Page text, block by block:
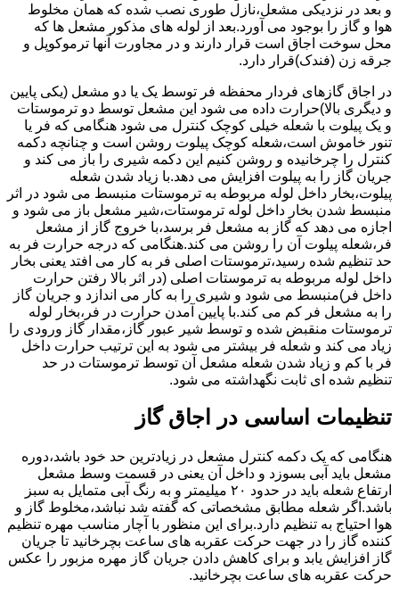
و بعد در نزدیکی مشعل،نازل طوری نصب شده که همان مخلوط
هوا و گاز را بوجود می آورد.بعد از لوله های مذکور مشعل ها که
محل سوخت اجاق است قرار دارند و در مجاورت آنها ترموکوپل و
جرقه زن (فندک)قرار دارد.
در اجاق گازهای فردار محفظه فر توسط یک یا دو مشعل (یکی پایین
و دیگری بالا)حرارت داده می شود این مشعل توسط دو ترموستات
و یک پیلوت با شعله خیلی کوچک کنترل می شود هنگامی که فر یا
تنور خاموش است،شعله کوچک پیلوت روشن است و چنانچه دکمه
کنترل را چرخانیده و روشن کنیم این دکمه شیری را باز می کند و
جریان گاز را به پیلوت افزایش می دهد.با زیاد شدن شعله
پیلوت،بخار داخل لوله مربوطه به ترموستات منبسط می شود در اثر
منبسط شدن بخار داخل لوله ترموستات،شیر مشعل باز می شود و
اجازه می دهد که گاز به مشعل فر برسد،با خروج گاز از مشعل
فر،شعله پیلوت آن را روشن می کند.هنگامی که درجه حرارت فر به
حد تنظیم شده رسید،ترموستات اصلی فر به کار می افتد یعنی بخار
داخل لوله مربوطه به ترموستات اصلی (در اثر بالا رفتن حرارت
داخل فر)منبسط می شود و شیری را به کار می اندازد و جریان گاز
را به مشعل فر کم می کند.با پایین آمدن حرارت در فر،بخار لوله
ترموستات منقبض شده و توسط شیر عبور گاز،مقدار گاز ورودی را
زیاد می کند و شعله فر بیشتر می شود به این ترتیب حرارت داخل
فر با کم و زیاد شدن شعله مشعل آن توسط ترموستات در حد
تنظیم شده ای ثابت نگهداشته می شود.
تنظیمات اساسی در اجاق گاز
هنگامی که یک دکمه کنترل مشعل در زیادترین حد خود باشد،دوره
مشعل باید آبی بسوزد و داخل آن یعنی در قسمت وسط مشعل
ارتفاع شعله باید در حدود ۲۰ میلیمتر و به رنگ آبی متمایل به سبز
باشد.اگر شعله مطابق مشخصاتی که گفته شد نباشد،مخلوط گاز و
هوا احتیاج به تنظیم دارد.برای این منظور با آچار مناسب مهره تنظیم
کننده گاز را در جهت حرکت عقربه های ساعت بچرخانید تا جریان
گاز افزایش یابد و برای کاهش دادن جریان گاز مهره مزبور را عکس
حرکت عقربه های ساعت بچرخانید.